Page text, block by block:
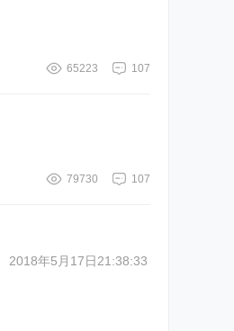
107
65223
107
79730